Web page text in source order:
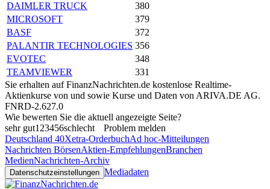
DAIMLER TRUCK
380
MICROSOFT
379
BASF
372
PALANTIR TECHNOLOGIES 356
EVOTEC
348
TEAMVIEWER
331
Sie erhalten auf FinanzNachrichten.de kostenlose Realtime-
Aktienkurse von und sowie Kurse und Daten von ARIVA.DE AG.
FNRD-2.627.0
Wie bewerten Sie die aktuell angezeigte Seite?
sehr gut1 23456schlecht
Problem melden
Deutschland 40Xetra-OrderbuchAd hoc-Mitteilungen
Nachrichten BörsenAktien-EmpfehlungenBranchen
MedienNachrichten-Archiv
Datenschutzeinstellungen Mediadaten